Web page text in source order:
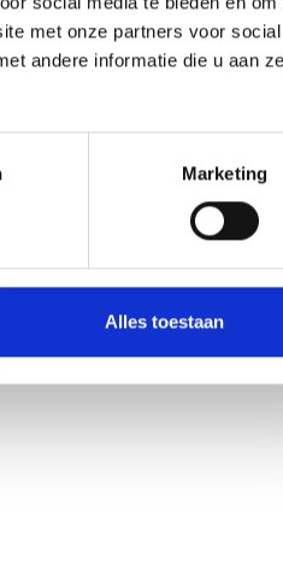
met onze partners voor social
andere informatie die u aan
Marketing
Alles toestaan